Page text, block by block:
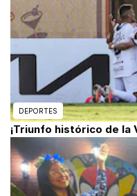
DEPORTES
¡Triunfo histórico de la